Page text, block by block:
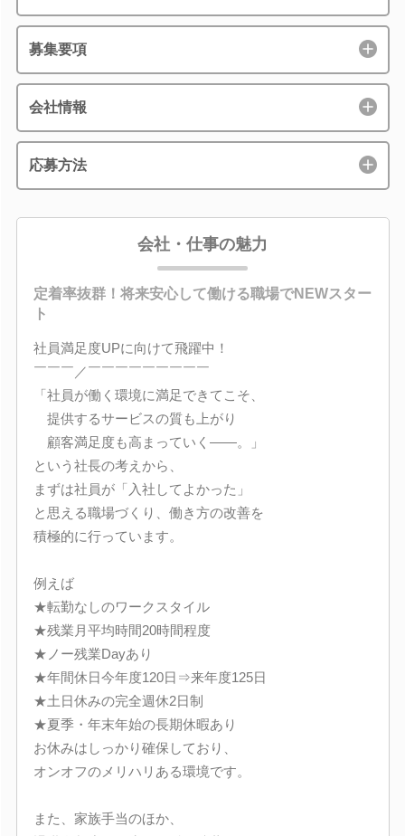
募集要項
会社情報
応募方法
会社・仕事の魅力
定着率抜群！将来安心して働ける職場でNEWスター
ト
社員満足度UPに向けて飛躍中！
￣￣￣／￣￣￣￣￣￣￣￣￣
「社員が働く環境に満足できてこそ、
提供するサービスの質も上がり
顧客満足度も高まっていく――。」
という社長の考えから、
まずは社員が「入社してよかった」
と思える職場づくり、働き方の改善を
積極的に行っています。
例えば
★転勤なしのワークスタイル
★残業月平均時間20時間程度
★ノー残業Dayあり
★年間休日今年度120日⇒来年度125日
★土日休みの完全週休2日制
★夏季・年末年始の長期休暇あり
お休みはしっかり確保しており、
オンオフのメリハリある環境です。
また、家族手当のほか、